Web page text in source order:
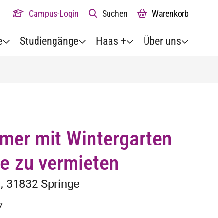
Campus-Login Suchen Warenkorb
Studiengänge Haas + Über uns
mit Wintergarten
zu vermieten
31832 Springe